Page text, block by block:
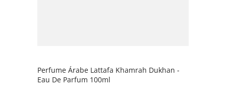
Perfume Árabe Lattafa Khamrah Dukhan -
Eau De Parfum 100ml